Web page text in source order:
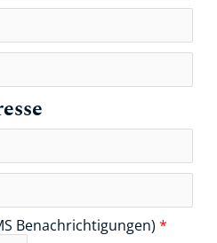
Benachrichtigungen) *